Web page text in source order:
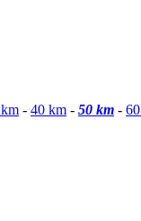
- 40 km - 50 km -